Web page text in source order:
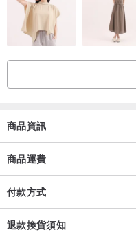
商品資訊
商品運費
付款方式
退款換貨須知